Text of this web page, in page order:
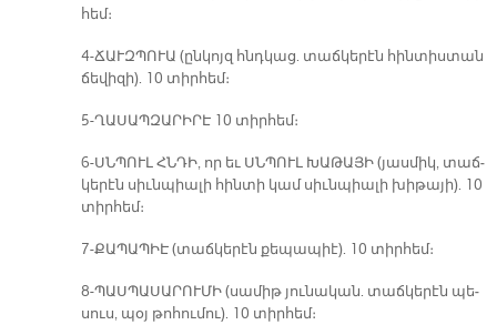
հեմ։
4-ՃԱՒԶ­ՊՈ­ՒԱ (ըն­կոյզ հնդկաց. տաճ­կե­րէն հին­տիս­տան
ճե­վի­զի). 10 տիր­հեմ։
5-ՂԱ­ՍԱՊ­ԶԱ­ՐԻ­ՐԷ 10 տիր­հեմ։
6-ՍՆՊՈՒԼ ՀՆԴԻ, որ եւ ՍՆՊՈՒԼ ԽԱ­ԹԱ­ՅԻ (յասմիկ, տաճ­
կե­րէն սիւն­պիա­լի հին­տի կամ սիւն­պիա­լի խի­թա­յի). 10
տիր­հեմ։
7-ՔԱ­ՊԱ­ՊԻԷ (տաճ­կե­րէն քե­պա­պիէ). 10 տիր­հեմ։
8-ՊԱՍ­ՊԱ­ՍԱ­ՐՈՒ­ՄԻ (սա­միթ յու­նա­կան. տաճ­կե­րէն պե­
սուս, պօյ թո­հու­մու). 10 տիր­հեմ։